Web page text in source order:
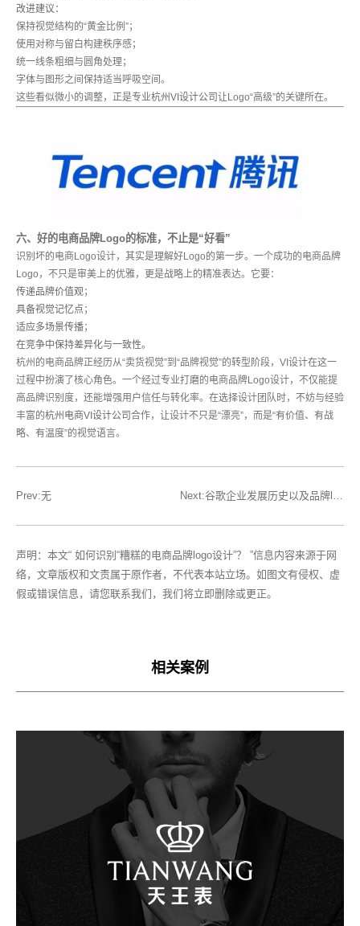
改进建议：
保持视觉结构的“黄金比例”；
使用对称与留白构建秩序感；
统一线条粗细与圆角处理；
字体与图形之间保持适当呼吸空间。
这些看似微小的调整，正是专业杭州VI设计公司让Logo“高级”的关键所在。
六、好的电商品牌Logo的标准，不止是“好看”
识别坏的电商Logo设计，其实是理解好Logo的第一步。一个成功的电商品牌
Logo，不只是审美上的优雅，更是战略上的精准表达。它要：
传递品牌价值观；
具备视觉记忆点 ；
适应多场景传播；
在竞争中保持差异化与一致性。
杭州的电商品牌正经历从“卖货视觉”到“品牌视觉”的转型阶段，VI设计在这一
过程中扮演了核心角色。一个经过专业打磨的电商品牌Logo设计，不仅能提
高品牌识别度，还能增强用户信任与转化率。在选择设计团队时，不妨与经验
丰富的杭州电商VI设计公司合作，让设计不只是“漂亮”，而是“有价值、有战
略、有温度”的视觉语言。
Prev:无
声明：本文“ 如何识别“糟糕的电商品牌logo设计”？ ”信息内容来源于网
络，文章版权和文责属于原作者，不代表本站立场。如图文有侵权、虚
假或错误信息，请您联系我们，我们将立即删除或更正。
相关案例